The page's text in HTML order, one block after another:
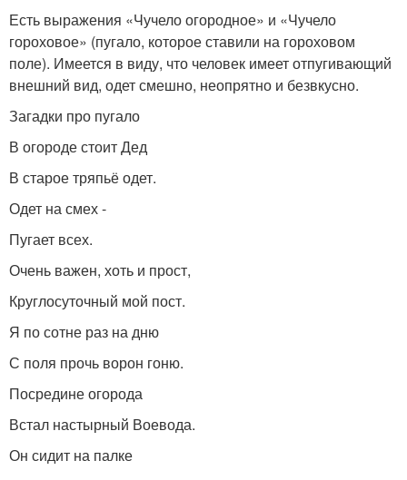
Есть выражения «Чучело огородное» и «Чучело
гороховое» (пугало, которое ставили на гороховом
поле). Имеется в виду, что человек имеет отпугивающий
внешний вид, одет смешно, неопрятно и безвкусно.
Загадки про пугало
В огороде стоит Дед
В старое тряпьё одет.
Одет на смех -
Пугает всех.
Очень важен, хоть и прост,
Круглосуточный мой пост.
Я по сотне раз на дню
С поля прочь ворон гоню.
Посредине огорода
Встал настырный Воевода.
Он сидит на палке